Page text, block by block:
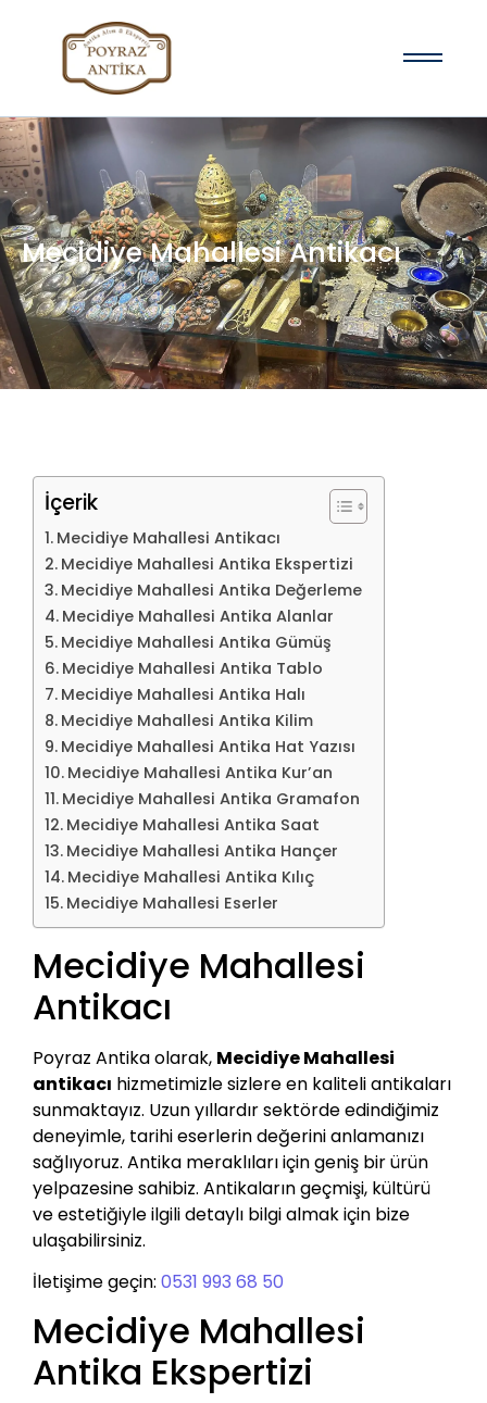
Mecidiye Mahallesi Antikacı
İçerik
Mecidiye Mahallesi Antikacı
Mecidiye Mahallesi Antika Ekspertizi
Mecidiye Mahallesi Antika Değerleme
Mecidiye Mahallesi Antika Alanlar
Mecidiye Mahallesi Antika Gümüş
Mecidiye Mahallesi Antika Tablo
Mecidiye Mahallesi Antika Halı
Mecidiye Mahallesi Antika Kilim
Mecidiye Mahallesi Antika Hat Yazısı
Mecidiye Mahallesi Antika Kur’an
Mecidiye Mahallesi Antika Gramafon
Mecidiye Mahallesi Antika Saat
Mecidiye Mahallesi Antika Hançer
Mecidiye Mahallesi Antika Kılıç
Mecidiye Mahallesi Eserler
Mecidiye Mahallesi
Antikacı
Poyraz Antika olarak, Mecidiye Mahallesi
antikacı hizmetimizle sizlere en kaliteli antikaları
sunmaktayız. Uzun yıllardır sektörde edindiğimiz
deneyimle, tarihi eserlerin değerini anlamanızı
sağlıyoruz. Antika meraklıları için geniş bir ürün
yelpazesine sahibiz. Antikaların geçmişi, kültürü
ve estetiğiyle ilgili detaylı bilgi almak için bize
ulaşabilirsiniz.
İletişime geçin: 0531 993 68 50
Mecidiye Mahallesi
Antika Ekspertizi